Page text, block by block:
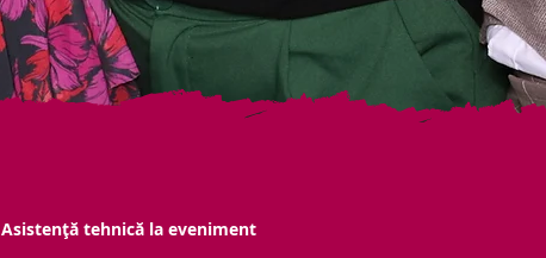
Asistență tehnică la eveniment